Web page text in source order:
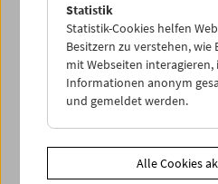
PROGRAMM ÜBERBLICK
Statistik
Statistik-Cookies helfen
Besitzern zu verstehen, wie
mit Webseiten interagieren,
Informationen anonym
und gemeldet werden.
Alle Cookies